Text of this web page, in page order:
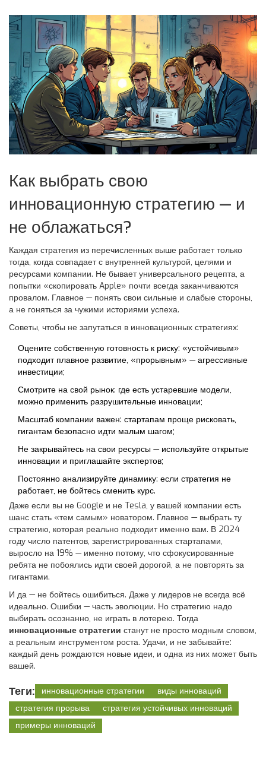
Как выбрать свою
инновационную стратегию — и
не облажаться?
Каждая стратегия из перечисленных выше работает только
тогда, когда совпадает с внутренней культурой, целями и
ресурсами компании. Не бывает универсального рецепта, а
попытки «скопировать Apple» почти всегда заканчиваются
провалом. Главное — понять свои сильные и слабые стороны,
а не гоняться за чужими историями успеха.
Советы, чтобы не запутаться в инновационных стратегиях:
Оцените собственную готовность к риску: «устойчивым»
подходит плавное развитие, «прорывным» — агрессивные
инвестиции;
Смотрите на свой рынок: где есть устаревшие модели,
можно применить разрушительные инновации;
Масштаб компании важен: стартапам проще рисковать,
гигантам безопасно идти малым шагом;
Не закрывайтесь на свои ресурсы — используйте открытые
инновации и приглашайте экспертов;
Постоянно анализируйте динамику: если стратегия не
работает, не бойтесь сменить курс.
Даже если вы не Google и не Tesla, у вашей компании есть
шанс стать «тем самым» новатором. Главное — выбрать ту
стратегию, которая реально подходит именно вам. В 2024
году число патентов, зарегистрированных стартапами,
выросло на 19% — именно потому, что сфокусированные
ребята не побоялись идти своей дорогой, а не повторять за
гигантами.
И да — не бойтесь ошибиться. Даже у лидеров не всегда всё
идеально. Ошибки — часть эволюции. Но стратегию надо
выбирать осознанно, не играть в лотерею. Тогда
инновационные стратегии станут не просто модным словом,
а реальным инструментом роста. Удачи, и не забывайте:
каждый день рождаются новые идеи, и одна из них может быть
вашей.
Теги: инновационные стратегии
виды инноваций
стратегия прорыва
стратегия устойчивых инноваций
примеры инноваций